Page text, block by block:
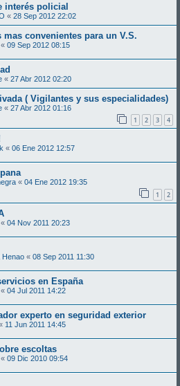
interés policial
« 28 Sep 2012 22:02
convenientes para un V.S.
« 09 Sep 2012 08:15
« 27 Abr 2012 02:20
( Vigilantes y sus especialidades)
« 27 Abr 2012 01:16
1 2 3 4
« 06 Ene 2012 12:57
« 04 Ene 2012 19:35
1 2
« 04 Nov 2011 20:23
Henao « 08 Sep 2011 11:30
en España
« 04 Jul 2011 14:22
experto en seguridad exterior
11 Jun 2011 14:45
escoltas
« 09 Dic 2010 09:54